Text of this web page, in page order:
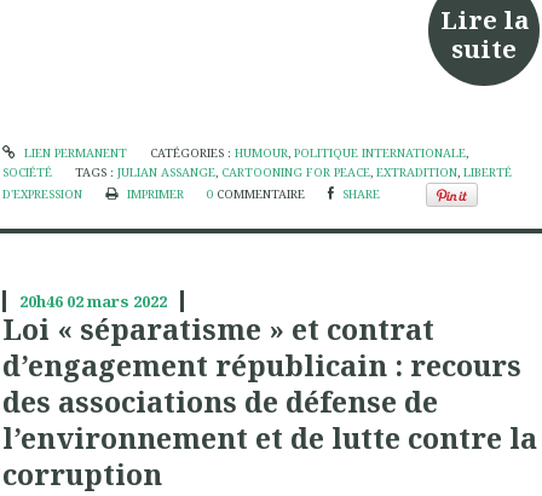
Lire la
suite
LIEN PERMANENT CATÉGORIES : HUMOUR, POLITIQUE INTERNATIONALE,
SOCIÉTÉ
TAGS :JULIAN ASSANGE, CARTOONING FOR PEACE,EXTRADITION,LIBERTÉ
D'EXPRESSION
IMPRIMER 0 COMMENTAIRE SHARE
20h46 02mars 2022
Loi « séparatisme » et contrat
d’engagement républicain : recours
des associations de défense de
l’environnement et de lutte contre la
corruption